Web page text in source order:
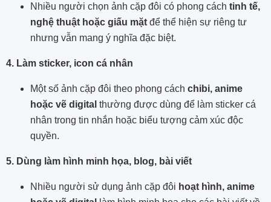
Nhiều người chọn ảnh cặp đôi có phong cách tinh tế,
nghệ thuật hoặc giấu mặt để thể hiện sự riêng tư
nhưng vẫn mang ý nghĩa đặc biệt.
4. Làm sticker, icon cá nhân
Một số ảnh cặp đôi theo phong cách chibi, anime
hoặc vẽ digital thường được dùng để làm sticker cá
nhân trong tin nhắn hoặc biểu tượng cảm xúc độc
quyền.
5. Dùng làm hình minh họa, blog, bài viết
Nhiều người sử dụng ảnh cặp đôi hoạt hình, anime